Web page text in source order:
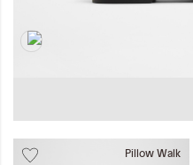
Pillow Walk